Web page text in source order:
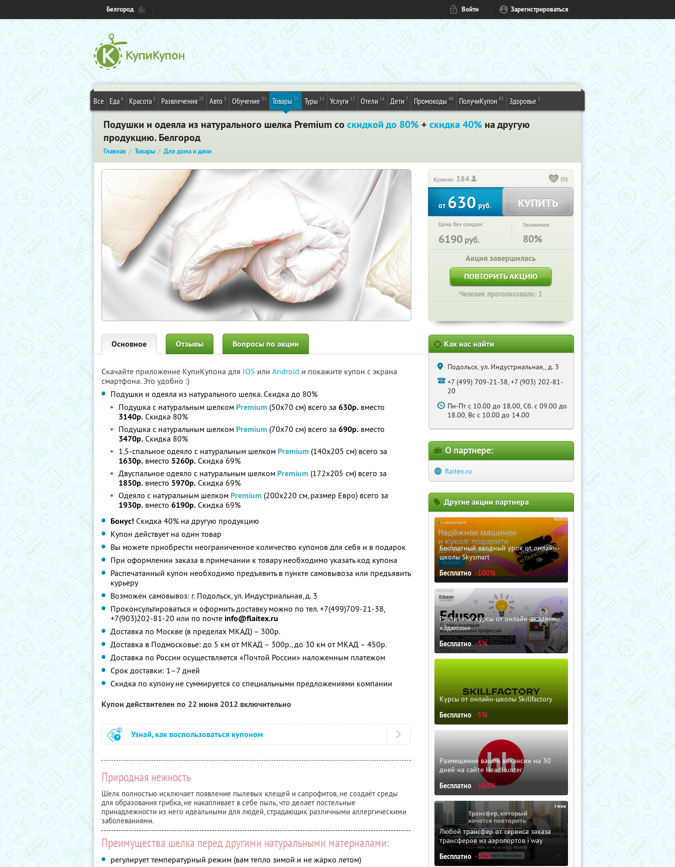
Белгород Войти Зарегистрироваться
Все Еда 6 Красота 1 Развлечения 25 Авто 1 Обучение 31 Товары 25 Туры 13 Услуги 12 Отели 16 Дети 7 Промокоды 48 ПолучиКупон 83 Здоровье 1
Подушки и одеяла из натурального шелка Premium со скидкой до 80%+ скидка 40% на другую
продукцию. Белгород
Главная Товары Для дома и дачи
Купили: 384 (0)
от630руб. КУПИТЬ
Цена без скидки:
6190 руб.
Экономия:
80%
Акция завершилась
ПОВТОРИТЬ АКЦИЮ
Человек проголосовало: 1
Основное Отзывы Вопросы по акции
Скачайте приложение КупиКупона для IOS или Android и покажите купон с экрана
смартфона. Это удобно :)
Подушки и одеяла из натурального шелка. Скидка до 80%
Подушка с натуральным шелком Premium (50х70 см) всего за 630р. вместо
3140р. Скидка 80%
Подушка с натуральным шелком Premium (70х70 см) всего за 690р. вместо
3470р. Скидка 80%
1,5-спальное одеяло с натуральным шелком Premium (140х205 см) всего за
1630р. вместо 5260р. Скидка 69%
Двуспальное одеяло с натуральным шелком Premium (172х205 см) всего за
1850р. вместо 5970р. Скидка 69%
Одеяло с натуральным шелком Premium (200х220 см, размер Евро) всего за
1930р. вместо 6190р. Скидка 69%
Бонус! Скидка 40% на другую продукцию
Купон действует на один товар
Вы можете приобрести неограниченное количество купонов для себя и в подарок
При оформлении заказа в примечании к товару необходимо указать код купона
Распечатанный купон необходимо предъявить в пункте самовывоза или предъявить
курьеру
Возможен самовывоз: г. Подольск, ул. Индустриальная, д. 3
Проконсультироваться и оформить доставку можно по тел. +7(499)709-21-38,
+7(903)202-81-20 или по почте info@flaitex.ru
Доставка по Москве (в пределах МКАД) – 300р.
Доставка в Подмосковье: до 5 км от МКАД – 300р., до 30 км от МКАД – 450р.
Доставка по России осуществляется «Почтой России» наложенным платежом
Срок доставки: 1–7 дней
Скидка по купону не суммируется со специальными предложениями компании
Купон действителен по 22 июня 2012 включительно
Узнай, как воспользоваться купоном
Природная нежность
Шелк полностью исключает появление пылевых клещей и сапрофитов, не создаёт среды
для образования грибка, не накапливает в себе пыль, что делает постельные
принадлежности из него идеальными для людей, страдающих различными аллергическими
заболеваниями.
Преимущества шелка перед другими натуральными материалами:
регулирует температурный режим (вам тепло зимой и не жарко летом)
Как нас найти
Подольск, ул. Индустриальная,, д. 3
+7 (499) 709-21-38, +7 (903) 202-81-
20
Пн-Пт с 10.00 до 18.00, Сб. с 09.00 до
18.00, Вс с 10.00 до 14.00
О партнере:
flaitex.ru
Другие акции партнера
Бесплатный вводный урок от онлайн-
школы Skysmart
Бесплатно -100%
Различные курсы от онлайн-академии
«Эдюсон»
Бесплатно -5%
Курсы от онлайн-школы Skillfactory
Бесплатно -5%
Размещение вашей вакансии на 30
дней на сайте HeadHunter
Бесплатно -100%
Любой трансфер от сервиса заказа
трансферов из аэропортов i'way
Бесплатно -10%